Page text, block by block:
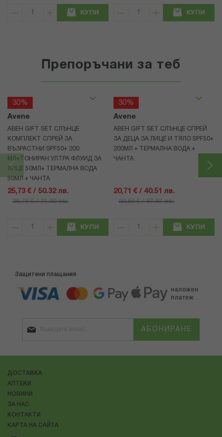
КУПИ КУПИ
Препоръчани за теб
30%
Avene
АВЕН GIFT SET СЛЪНЦЕ
КОМПЛЕКТ СПРЕЙ ЗА
ВЪЗРАСТНИ SPF50+ 200
МЛ+ТОНИРАН УЛТРА ФЛУИД ЗА
ЛИЦЕ 50МЛ+ ТЕРМАЛНА ВОДА
50МЛ + ЧАНТА
25,73 € / 50.32 лв.
36,76 € / 71.90 лв.
КУПИ
30%
Avene
АВЕН GIFT SET СЛЪНЦЕ СПРЕЙ
ЗА ДЕЦА ЗА ЛИЦЕ И ТЯЛО SPF50+
200МЛ + ТЕРМАЛНА ВОДА +
ЧАНТА
20,71 € / 40.51 лв.
29,59 € / 57.87 лв.
КУПИ
Защитени плащания
АБОНИРАНЕ
ДОСТАВКА
АПТЕКИ
НОВИНИ
ЗА НАС
КОНТАКТИ
КАРТА НА САЙТА